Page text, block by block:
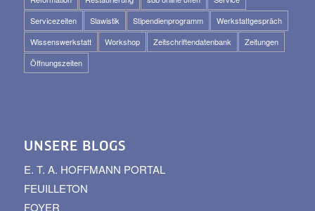
Servicezeiten
Slawistik Stipendienprogramm
Werkstattgespräch
Wissenswerkstatt
Workshop Zeitschriftendatenbank
Zeitungen
Öffnungszeiten
UNSERE BLOGS
E. T. A. HOFFMANN PORTAL
FEUILLETON
FOYER